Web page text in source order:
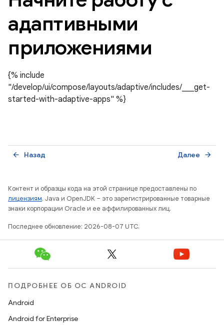
адаптивными
приложениями
{% include
"/develop/ui/compose/layouts/adaptive/includes/___get-
started-with-adaptive-apps" %}
Назад
arrow_back Далее arrow_forward
Контент и образцы кода на этой странице предоставлены по
лицензиям. Java и OpenJDK – это зарегистрированные товарные
знаки корпорации Oracle и ее аффилированных лиц.
Последнее обновление: 2026-08-07 UTC.
ПОДРОБНЕЕ ОБ ОС ANDROID
Android
Android for Enterprise